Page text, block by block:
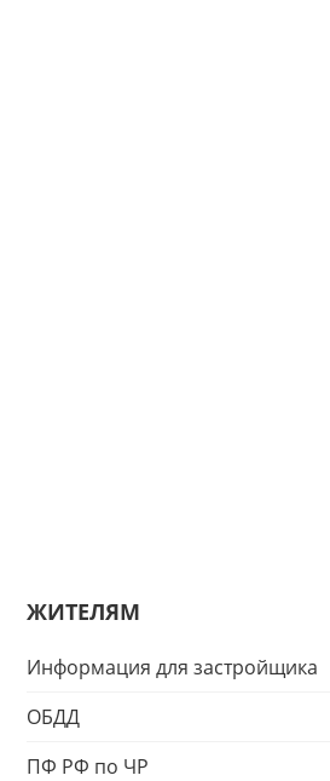
ЖИТЕЛЯМ
Информация для застройщика
ОБДД
ПФ РФ по ЧР